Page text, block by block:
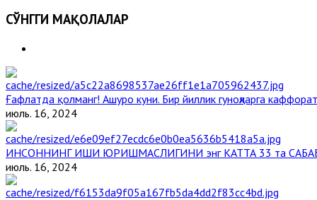
СЎНГГИ МАҚОЛАЛАР
Ғафлатда қолманг! Ашуро куни. Бир йиллик гуноҳларга
июль. 16, 2024
ИНСОННИНГ ИШИ ЮРИШМАСЛИГИНИ энг КАТТА 33 та
июль. 16, 2024